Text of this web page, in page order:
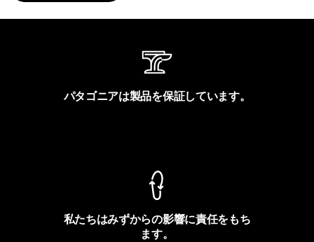
パタゴニアは製品を保証しています。
私たちはみずからの影響に責任をもち
ます。